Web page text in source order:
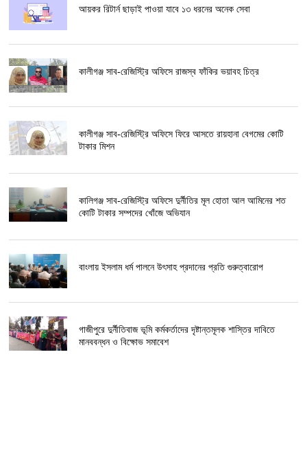
আয়কর রিটার্ন ছাড়াই পাওয়া যাবে ১৩ ধরনের অনেক সেবা
কালীগঞ্জ সাব-রেজিস্ট্রি অফিসে রাজস্ব ফাঁকির ভয়াবহ চিত্র
কালীগঞ্জ সাব-রেজিস্ট্রি অফিসে ফিরে আসতে রায়হানা বেগমের কোটি
টাকার মিশন
কালিগঞ্জ সাব-রেজিস্ট্রি অফিসে দুর্নীতির মূল হোতা আল আমিনের শত
কোটি টাকার সম্পদের খোঁজে অভিযান
বাংলায় ইসলাম ধর্ম পালনে উৎসাহ প্রদানের প্রতি গুরুত্বারোপ
গাজীপুরে দুর্নীতিবাজ ভূমি কর্মকর্তাদের দৃষ্টান্তমূলক শাস্তির দাবিতে
মানববন্ধন ও বিক্ষোভ সমাবেশ